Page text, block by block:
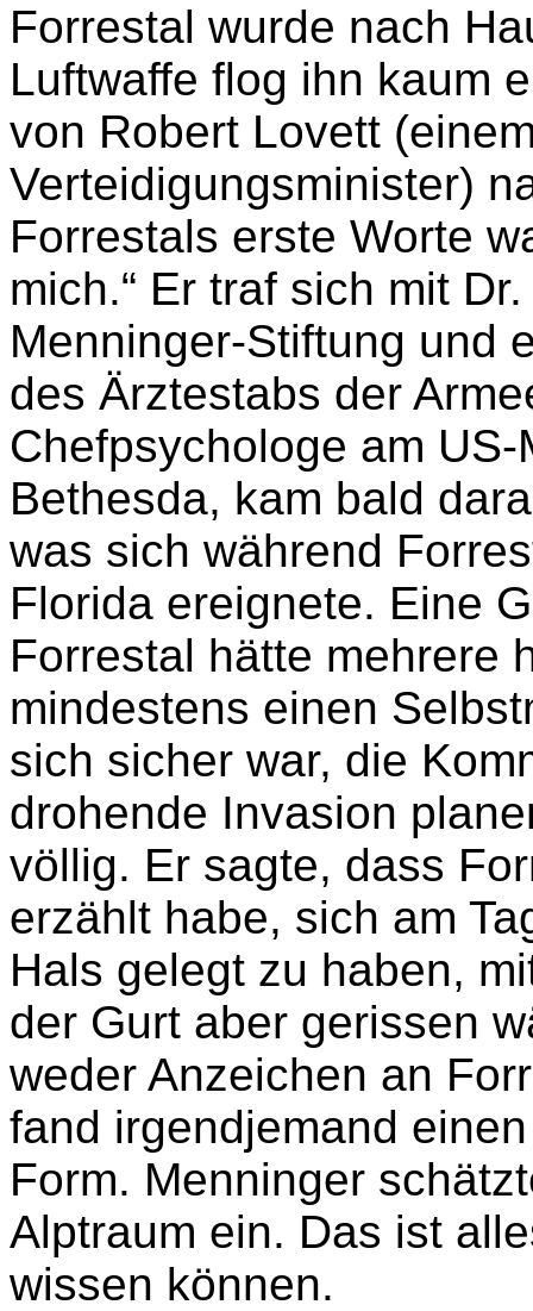
Forrestal wurde nach
Luftwaffe flog ihn kaum
von Robert Lovett
Verteidigungsminister)
Forrestals erste Worte
mich.“ Er traf sich mit
Menninger-Stiftung und
des Ärztestabs der
Chefpsychologe am
Bethesda, kam bald
was sich während
Florida ereignete. Eine
Forrestal hätte mehrere
mindestens einen
sich sicher war, die
drohende Invasion
völlig. Er sagte, dass
erzählt habe, sich am
Hals gelegt zu haben,
der Gurt aber gerissen
weder Anzeichen an
fand irgendjemand
Form. Menninger
Alptraum ein. Das ist
wissen können.